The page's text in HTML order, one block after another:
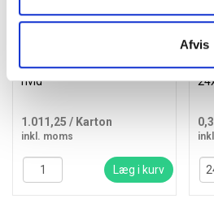
Afvis
Soft servietter 15850 2-lags
hvid
1.011,25 / Karton
inkl. moms
Læg i kurv
2-